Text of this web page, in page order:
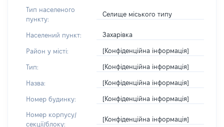
Тип населеного
пункту:
Селище міського типу
Населений пункт: Захарівка
Район у місті: [Конфіденційна інформація]
Тип: [Конфіденційна інформація]
Назва: [Конфіденційна інформація]
Номер будинку: [Конфіденційна інформація]
Номер корпусу/
секції/блоку:
[Конфіденційна інформація]